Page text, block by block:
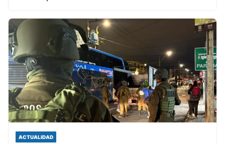
ACTUALIDAD